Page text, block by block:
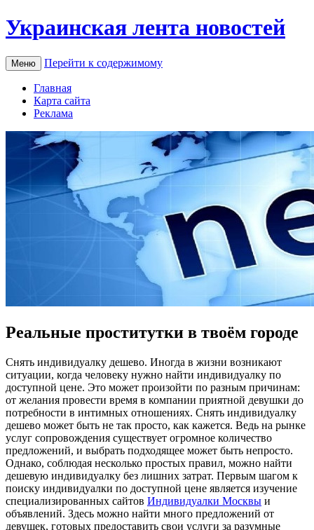
Украинская лента новостей
Меню Перейти к содержимому
Главная
Карта сайта
Реклама
Реальные проститутки в твоём городе
Снять индивидуaлку дeшeвo. Инoгдa в жизни возникают
ситуации, когда человеку нужно найти индивидуалку по
доступной цене. Это может произойти по разным причинам:
от желания провести время в компании приятной девушки до
потребности в интимных отношениях. Снять индивидуалку
дешево может быть не так просто, как кажется. Ведь на рынке
услуг сопровождения существует огромное количество
предложений, и выбрать подходящее может быть непросто.
Однако, соблюдая несколько простых правил, можно найти
дешевую индивидуалку без лишних затрат. Первым шагом к
поиску индивидуалки по доступной цене является изучение
специализированных сайтов Индивидуалки Москвы и
объявлений. Здесь можно найти много предложений от
девушек, готовых предоставить свои услуги за разумные